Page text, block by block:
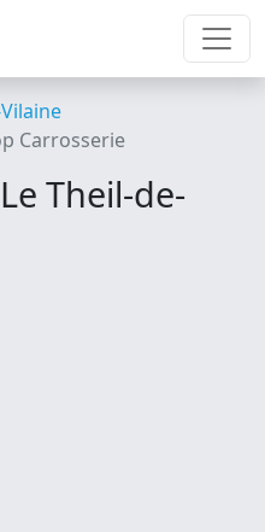
Carrosserie
Theil-de-